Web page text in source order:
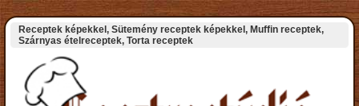
Receptek képekkel, Sütemény receptek képekkel, Muffin receptek,
Szárnyas ételreceptek, Torta receptek